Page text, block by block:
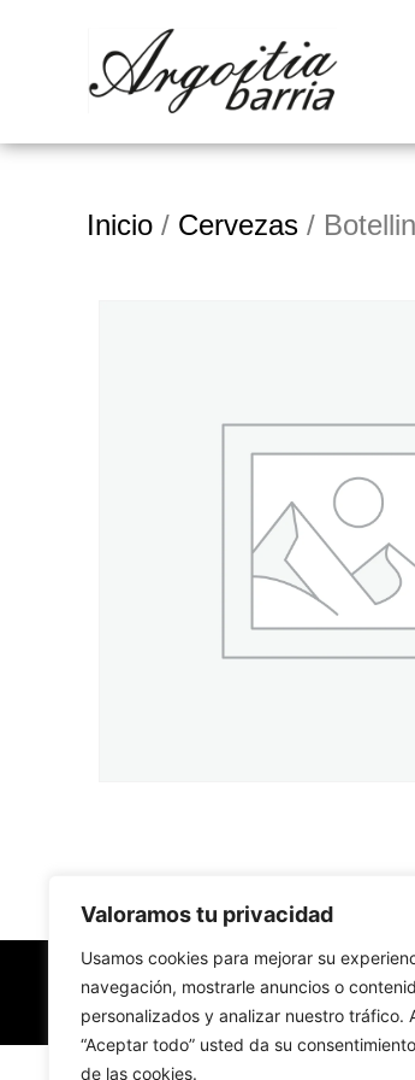
Valoramos tu privacidad
Usamos cookies para mejorar su
navegación, mostrarle anuncios o
personalizados y analizar nuestro tráfico.
“Aceptar todo” usted da su
de las cookies.
Inicio / Cervezas /